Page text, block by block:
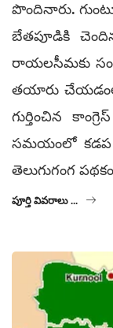
పొందినారు.
బేతపూడికి
రాయలసీమకు
తయారు చేయడంలో
గుర్తించిన
సమయంలో కడప
తెలుగుగంగ
పూర్తి వివరాలు ...